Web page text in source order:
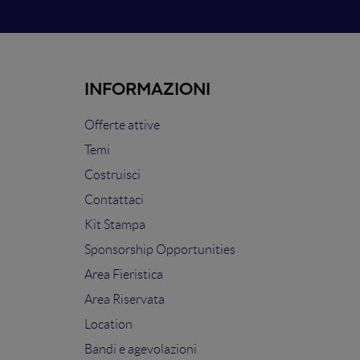
INFORMAZIONI
Offerte attive
Temi
Costruisci
Contattaci
Kit Stampa
Sponsorship Opportunities
Area Fieristica
Area Riservata
Location
Bandi e agevolazioni